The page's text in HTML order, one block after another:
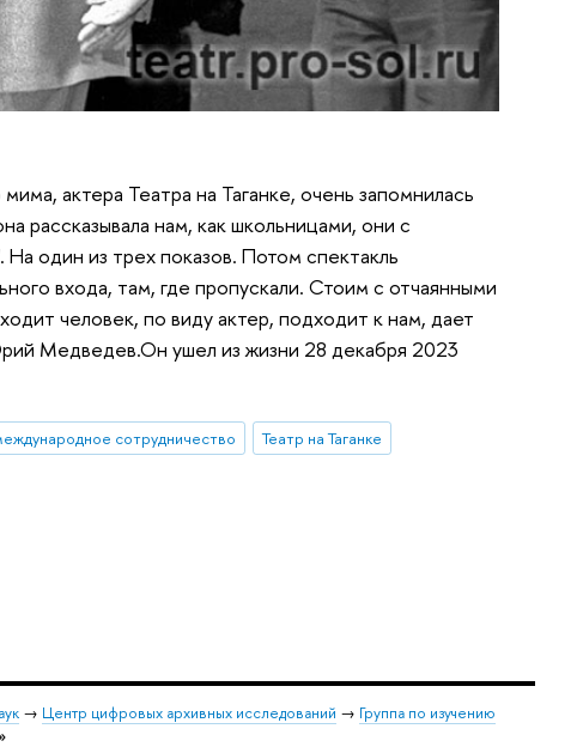
актера Театра на Таганке, очень запомнилась
рассказывала нам, как школьницами, они с
На один из трех показов. Потом спектакль
входа, там, где пропускали. Стоим с отчаянными
человек, по виду актер, подходит к нам, дает
Медведев.Он ушел из жизни 28 декабря 2023
сотрудничество
Театр на Таганке
→ Центр цифровых архивных исследований → Группа по изучению